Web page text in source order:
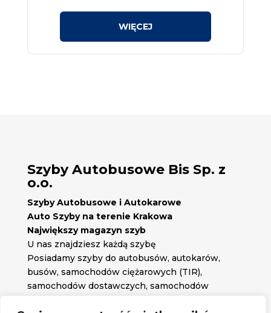
Szyby Autobusowe Bis Sp. z
o.o.
Szyby Autobusowe i Autokarowe
Auto Szyby na terenie Krakowa
Największy magazyn szyb
U nas znajdziesz każdą szybę
Posiadamy szyby do autobusów, autokarów,
busów, samochodów ciężarowych (TIR),
samochodów dostawczych, samochodów